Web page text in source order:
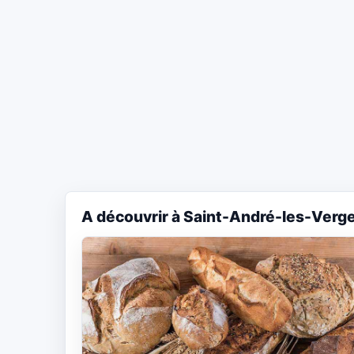
A découvrir à Saint-André-les-